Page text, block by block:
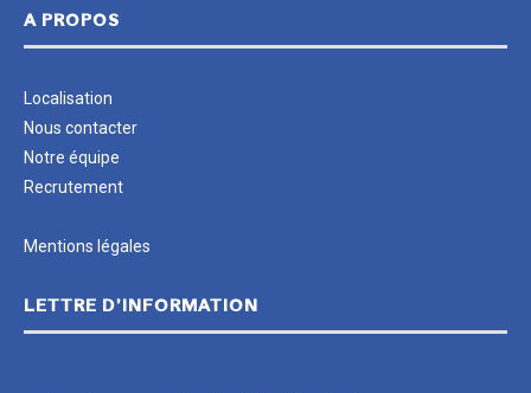
A PROPOS
Localisation
Nous contacter
Notre équipe
Recrutement
Mentions légales
LETTRE D’INFORMATION